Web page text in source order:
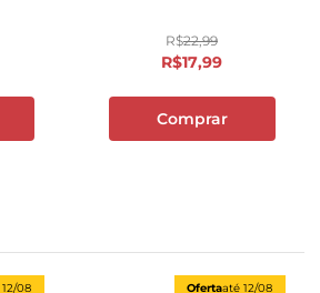
R$22,99
R$17,99
Comprar
12/08 Ofertaaté 12/08